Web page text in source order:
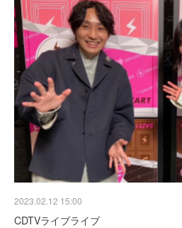
2023.02.12 15:00
CDTVライブライブ